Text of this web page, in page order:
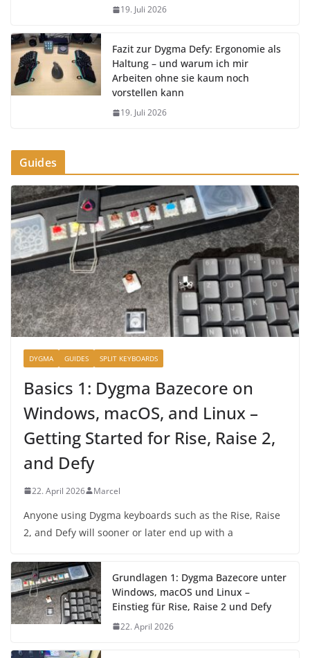
19. Juli 2026
Fazit zur Dygma Defy: Ergonomie als
Haltung – und warum ich mir
Arbeiten ohne sie kaum noch
vorstellen kann
19. Juli 2026
Guides
DYGMA GUIDES SPLIT KEYBOARDS
Basics 1: Dygma Bazecore on
Windows, macOS, and Linux –
Getting Started for Rise, Raise 2,
and Defy
22. April 2026 Marcel
Anyone using Dygma keyboards such as the Rise, Raise
2, and Defy will sooner or later end up with a
Grundlagen 1: Dygma Bazecore unter
Windows, macOS und Linux –
Einstieg für Rise, Raise 2 und Defy
22. April 2026